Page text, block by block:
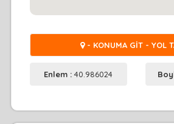
- KONUMA GİT - YOL
Enlem :40.986024